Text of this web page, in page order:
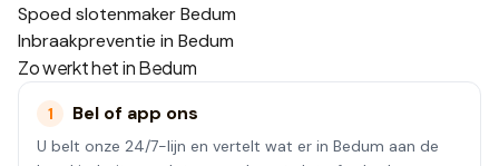
Spoed slotenmaker Bedum
Inbraakpreventie in Bedum
Zo werkt het inBedum
1 Bel of app ons
U belt onze 24/7-lijn en vertelt wat er in Bedum aan de